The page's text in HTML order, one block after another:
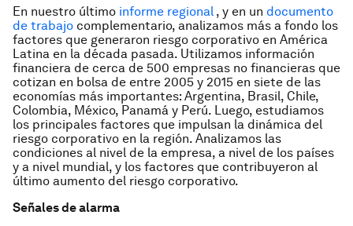
En nuestro último informe regional , y en un documento
de trabajo complementario, analizamos más a fondo los
factores que generaron riesgo corporativo en América
Latina en la década pasada. Utilizamos información
financiera de cerca de 500 empresas no financieras que
cotizan en bolsa de entre 2005 y 2015 en siete de las
economías más importantes: Argentina, Brasil, Chile,
Colombia, México, Panamá y Perú. Luego, estudiamos
los principales factores que impulsan la dinámica del
riesgo corporativo en la región. Analizamos las
condiciones al nivel de la empresa, a nivel de los países
y a nivel mundial, y los factores que contribuyeron al
último aumento del riesgo corporativo.
Señales de alarma